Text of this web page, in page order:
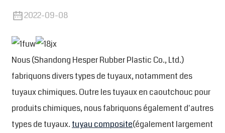
2022-09-08
Nous (Shandong Hesper Rubber Plastic Co., Ltd.)
fabriquons divers types de tuyaux, notamment des
tuyaux chimiques. Outre les tuyaux en caoutchouc pour
produits chimiques, nous fabriquons également d'autres
types de tuyaux.tuyau composite(également largement